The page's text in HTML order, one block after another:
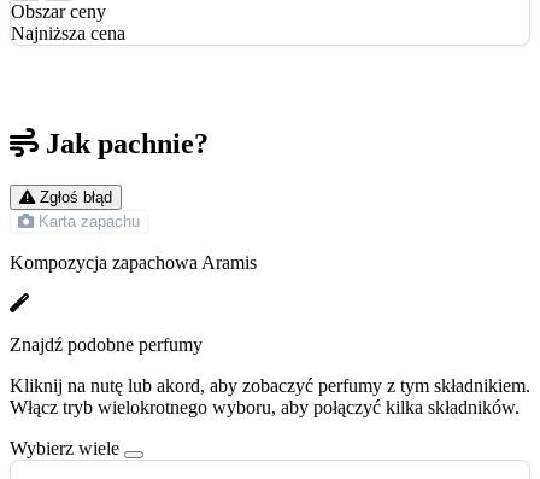
Obszar ceny
Najniższa cena
Jak pachnie?
Zgłoś błąd
Karta zapachu
Kompozycja zapachowa Aramis
Znajdź podobne perfumy
Kliknij na nutę lub akord, aby zobaczyć perfumy z tym składnikiem.
Włącz tryb wielokrotnego wyboru, aby połączyć kilka składników.
Wybierz wiele